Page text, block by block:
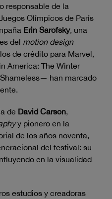
responsable de la
Olímpicos de París
Erin Sarofsky, una
del motion design
de crédito para Marvel,
America: The Winter
han marcado
de David Carson,
y pionero en la
de los años noventa,
del festival: su
en la visualidad
estudios y creadoras